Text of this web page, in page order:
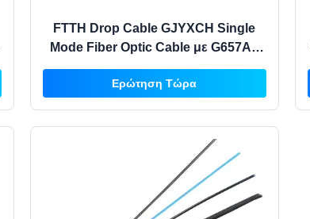
FTTH Drop Cable GJYXCH Single
Mode Fiber Optic Cable με G657A1
Fiber και LSZH PVC Jacket
Ερώτηση Τώρα